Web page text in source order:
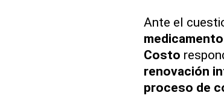
Ante el
Costo
renovación
proceso de